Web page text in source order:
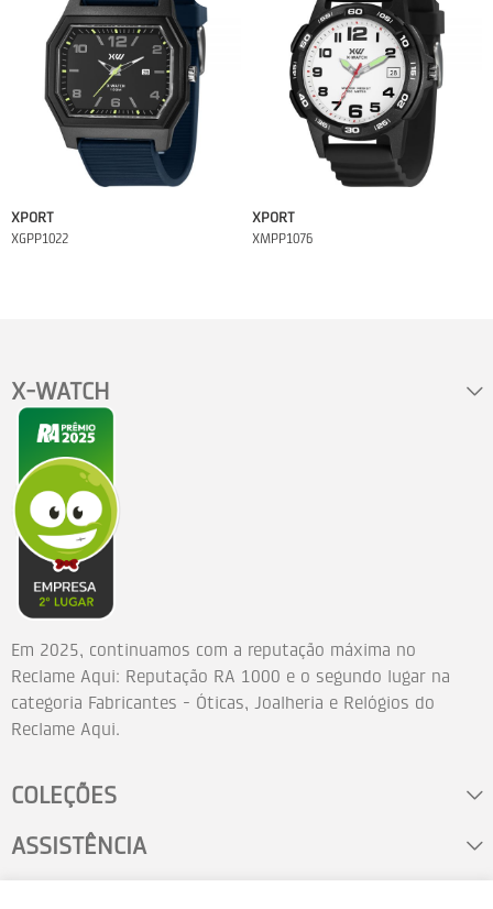
XPORT
XGPP1022
XPORT
XMPP1076
X-WATCH
Em 2025, continuamos com a reputação máxima no
Reclame Aqui: Reputação RA 1000 e o segundo lugar na
categoria Fabricantes - Óticas, Joalheria e Relógios do
Reclame Aqui.
COLEÇÕES
ASSISTÊNCIA